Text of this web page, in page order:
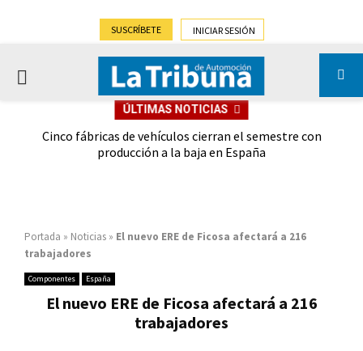
SUSCRÍBETE INICIAR SESIÓN
PRIMARY
ÚLTIMAS NOTICIAS
Cinco fábricas de vehículos cierran el semestre con
producción a la baja en España
Portada » Noticias » El nuevo ERE de Ficosa afectará a 216
trabajadores
Componentes España
El nuevo ERE de Ficosa afectará a 216
trabajadores